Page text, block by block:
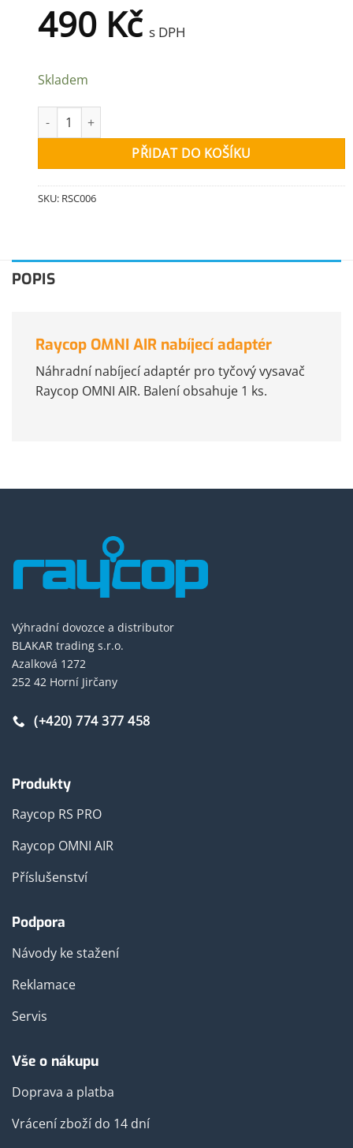
490 Kč s DPH
Skladem
Raycop OMNI AIR nabíjecí adaptér množství
PŘIDAT DO KOŠÍKU
SKU: RSC006
POPIS
Raycop OMNI AIR nabíjecí adaptér
Náhradní nabíjecí adaptér pro tyčový vysavač
Raycop OMNI AIR. Balení obsahuje 1 ks.
Výhradní dovozce a distributor
BLAKAR trading s.r.o.
Azalková 1272
252 42 Horní Jirčany
(+420) 774 377 458
Produkty
Raycop RS PRO
Raycop OMNI AIR
Příslušenství
Podpora
Návody ke stažení
Reklamace
Servis
Vše o nákupu
Doprava a platba
Vrácení zboží do 14 dní